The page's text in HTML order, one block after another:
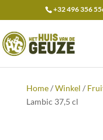
+32 496 356
naar:
Home/Winkel /
Lambic 37,5 cl